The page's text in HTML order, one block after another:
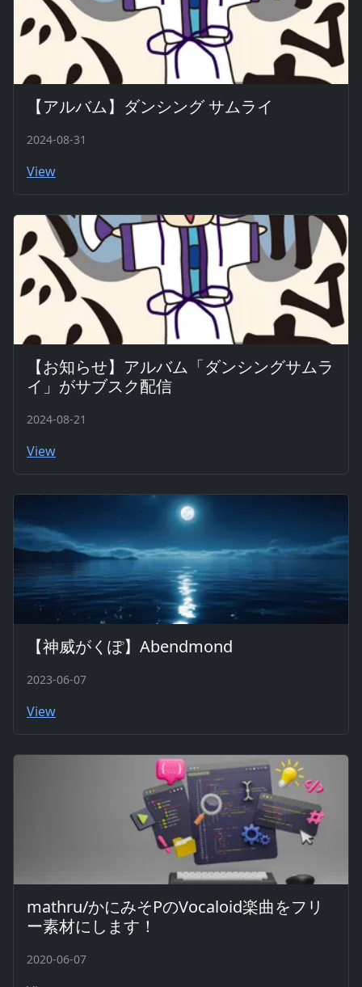
【アルバム】ダンシング サムライ
2024-08-31
View
【お知らせ】アルバム「ダンシングサムラ
イ」がサブスク配信
2024-08-21
View
【神威がくぽ】Abendmond
2023-06-07
View
mathru/かにみそPのVocaloid楽曲をフリ
ー素材にします！
2020-06-07